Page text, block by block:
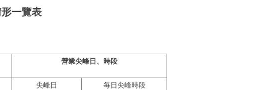
一覽表
營業尖峰日、時段
尖峰日 每日尖峰時段